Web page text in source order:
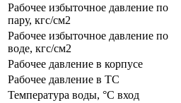
Рабочее избыточное давление по
пару, кгс/см2
Рабочее избыточное давление по
воде, кгс/см2
Рабочее давление в корпусе
Рабочее давление в ТС
Температура воды, °С вход